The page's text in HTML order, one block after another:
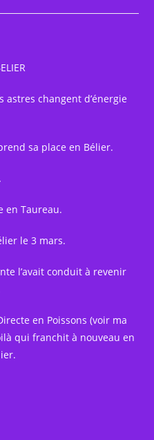
astres changent d’énergie
sa place en Bélier.
en Taureau.
le 3 mars.
l’avait conduit à revenir
en Poissons (voir ma
qui franchit à nouveau en